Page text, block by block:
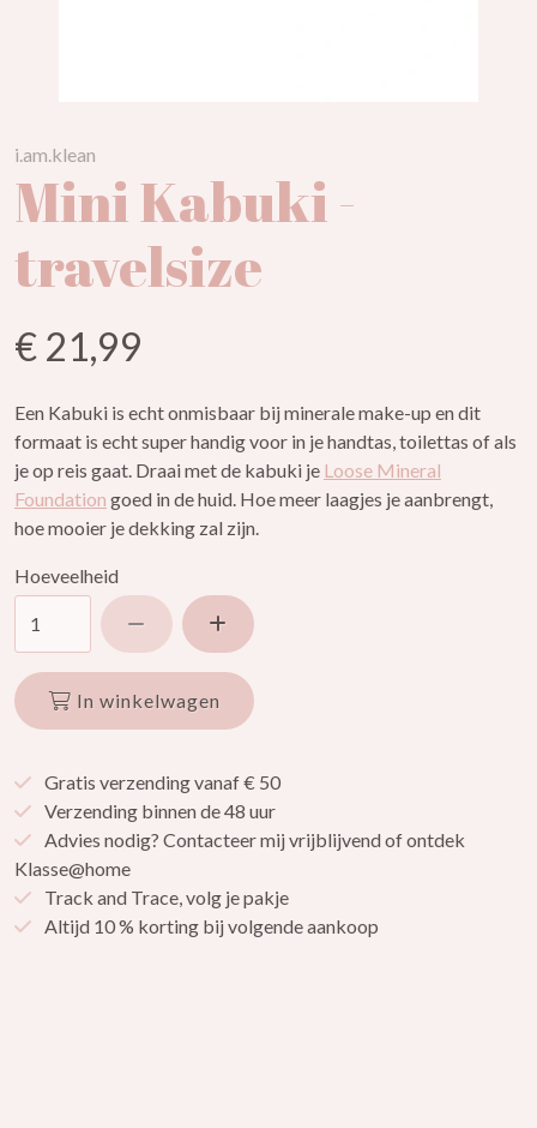
i.am.klean
Mini Kabuki -
travelsize
€ 21,99
Een Kabuki is echt onmisbaar bij minerale make-up en dit
formaat is echt super handig voor in je handtas, toilettas of als
je op reis gaat. Draai met de kabuki je Loose Mineral
Foundation goed in de huid. Hoe meer laagjes je aanbrengt,
hoe mooier je dekking zal zijn.
Hoeveelheid
Verlaag hoeveelheidVerhoog hoeveelheid
In winkelwagen
Gratis verzending vanaf € 50
Verzending binnen de 48 uur
Advies nodig? Contacteer mij vrijblijvend of ontdek
Klasse@home
Track and Trace, volg je pakje
Altijd 10 % korting bij volgende aankoop